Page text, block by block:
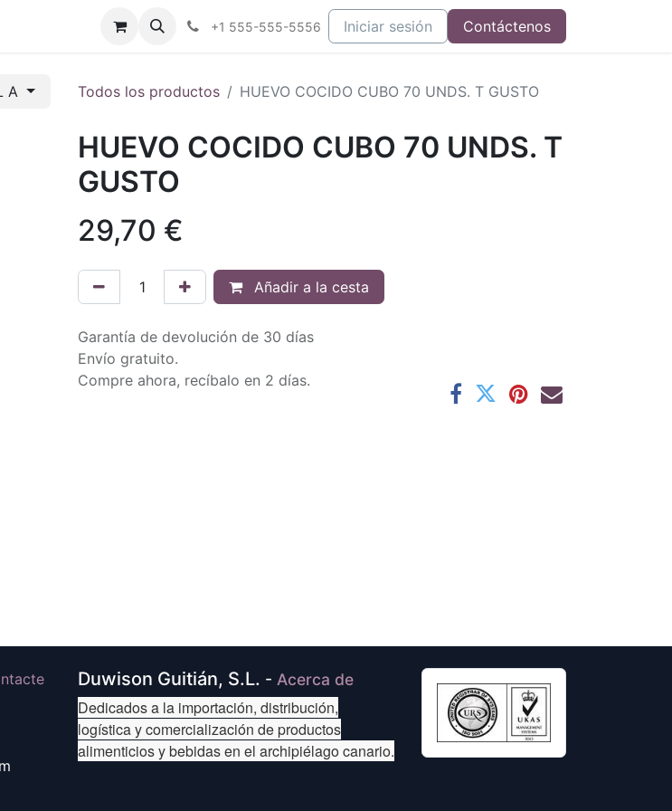
Blog Contáctenos
+1 555-555-5556 Iniciar sesión Contáctenos
A Todos los productos HUEVO COCIDO CUBO 70 UNDS. T GUSTO
HUEVO COCIDO CUBO 70 UNDS. T
GUSTO
29,70 €
Añadir a la cesta
Garantía de devolución de 30 días
Envío gratuito.
Compre ahora, recíbalo en 2 días.
Duwison Guitián, S.L. - Acerca de
Dedicados a la importación, distribución,
logística y comercialización de productos
alimenticios y bebidas en el archipiélago canario.